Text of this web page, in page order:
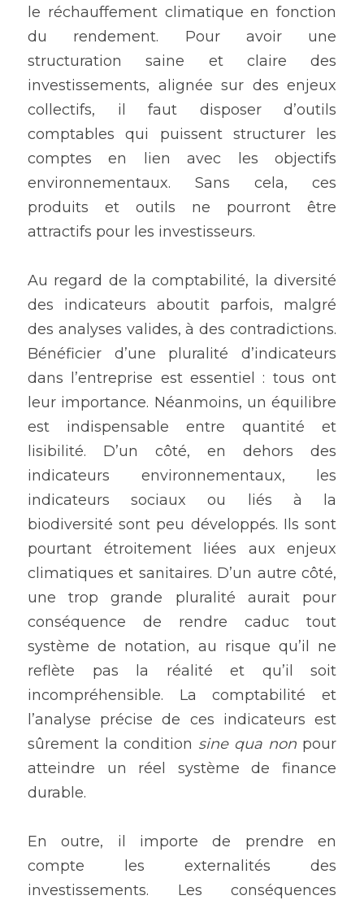
le réchauffement climatique en fonction
du rendement. Pour avoir une
structuration saine et claire des
investissements, alignée sur des enjeux
collectifs, il faut disposer d’outils
comptables qui puissent structurer les
comptes en lien avec les objectifs
environnementaux. Sans cela, ces
produits et outils ne pourront être
attractifs pour les investisseurs.
Au regard de la comptabilité, la diversité
des indicateurs aboutit parfois, malgré
des analyses valides, à des contradictions.
Bénéficier d’une pluralité d’indicateurs
dans l’entreprise est essentiel : tous ont
leur importance. Néanmoins, un équilibre
est indispensable entre quantité et
lisibilité. D’un côté, en dehors des
indicateurs environnementaux, les
indicateurs sociaux ou liés à la
biodiversité sont peu développés. Ils sont
pourtant étroitement liées aux enjeux
climatiques et sanitaires. D’un autre côté,
une trop grande pluralité aurait pour
conséquence de rendre caduc tout
système de notation, au risque qu’il ne
reflète pas la réalité et qu’il soit
incompréhensible. La comptabilité et
l’analyse précise de ces indicateurs est
sûrement la condition sine qua non pour
atteindre un réel système de finance
durable.
En outre, il importe de prendre en
compte les externalités des
investissements. Les conséquences